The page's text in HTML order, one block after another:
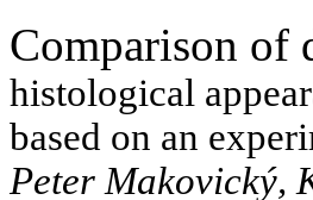
Comparison of
histological
based on an
Peter Makovický,